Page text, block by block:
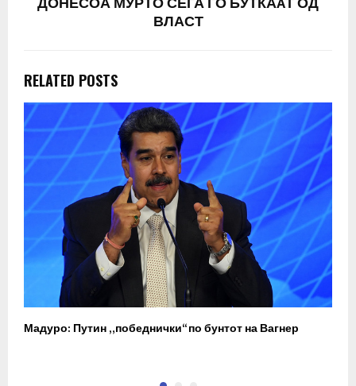
ВЛАСТ
RELATED POSTS
Мадуро: Путин „победнички“ по бунтот на Вагнер